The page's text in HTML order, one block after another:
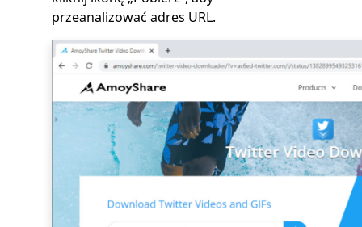
przeanalizować adres URL.